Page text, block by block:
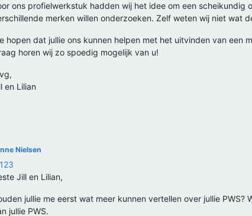
ons profielwerkstuk hadden wij het idee om een
merken willen onderzoeken. Zelf weten wij niet wat
hopen dat jullie ons kunnen helpen met het uitvinden van een
horen wij zo spoedig mogelijk van u!
en Lilian
Nielsen
Jill en Lilian,
jullie me eerst wat meer kunnen vertellen over jullie
jullie PWS.